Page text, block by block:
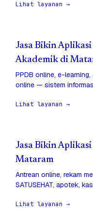
Lihat layanan →
Jasa Bikin
Akademik di
PPDB online, e-
online — sistem
Lihat layanan →
Jasa Bikin
Mataram
Antrean online, rekam
SATUSEHAT, apotek,
Lihat layanan →